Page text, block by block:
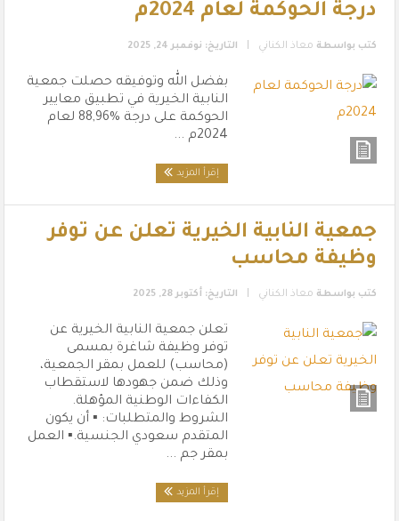
درجة الحوكمة لعام 2024م
كتب بواسطة معاذ الكناني التاريخ: نوفمبر 24, 2025
بفضل الله وتوفيقه حصلت جمعية
النابية الخيرية في تطبيق معايير
الحوكمة على درجة %88,96 لعام
2024م ...
إقرأ المزيد
جمعية النابية الخيرية تعلن عن توفر
وظيفة محاسب
كتب بواسطة معاذ الكناني التاريخ: أكتوبر 28, 2025
تعلن جمعية النابية الخيرية عن
توفر وظيفة شاغرة بمسمى
(محاسب) للعمل بمقر الجمعية،
وذلك ضمن جهودها لاستقطاب
الكفاءات الوطنية المؤهلة.
الشروط والمتطلبات: ▪️ أن يكون
المتقدم سعودي الجنسية.▪️ العمل
بمقر جم ...
إقرأ المزيد